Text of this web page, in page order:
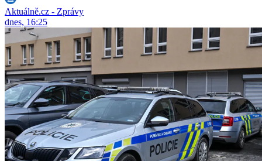
Aktuálně.cz - Zprávy
dnes, 16:25